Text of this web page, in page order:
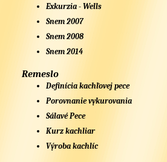
Exkurzia - Wells
Snem 2007
Snem 2008
Snem 2014
Remeslo
Definícia kachľovej pece
Porovnanie vykurovania
Sálavé Pece
Kurz kachliar
Výroba kachlíc